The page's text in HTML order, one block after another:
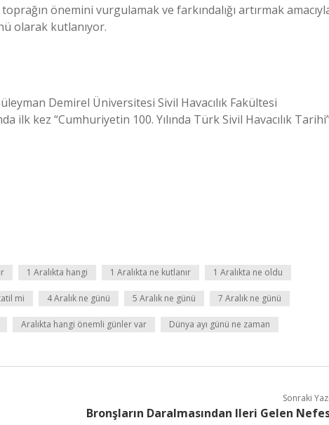
önemini vurgulamak ve farkındalığı artırmak
olarak kutlanıyor.
Demirel Üniversitesi Sivil Havacılık Fakültesi
ilk kez “Cumhuriyetin 100. Yılında Türk Sivil Havacılık
1 Aralıkta hangi 1 Aralıkta ne kutlanır 1 Aralıkta ne oldu
mi 4 Aralık ne günü 5 Aralık ne günü 7 Aralık ne günü
Aralıkta hangi önemli günler var Dünya ayı günü ne zaman
Sonraki
Bronşların Daralmasından Ileri Gelen